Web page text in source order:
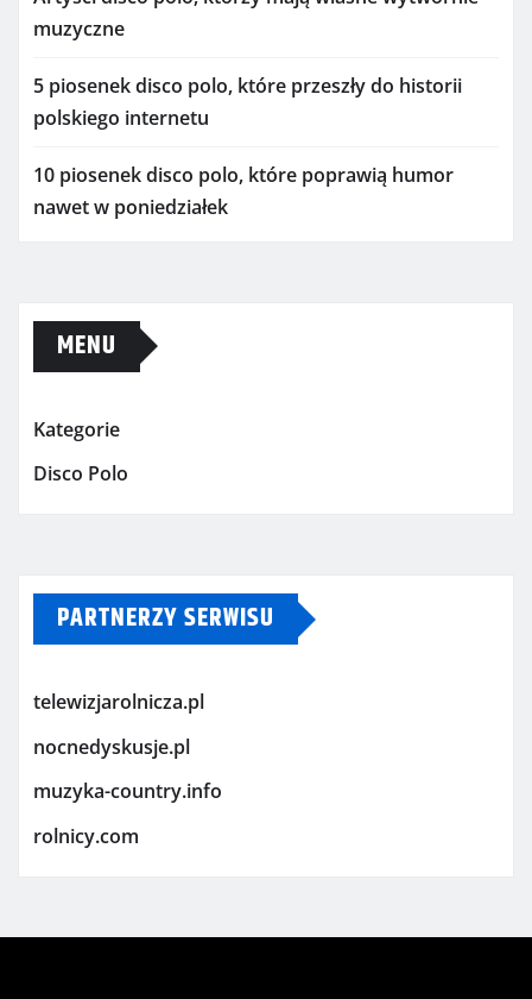
muzyczne
5 piosenek disco polo, które przeszły do historii
polskiego internetu
10 piosenek disco polo, które poprawią humor
nawet w poniedziałek
MENU
Kategorie
Disco Polo
PARTNERZY SERWISU
telewizjarolnicza.pl
nocnedyskusje.pl
muzyka-country.info
rolnicy.com